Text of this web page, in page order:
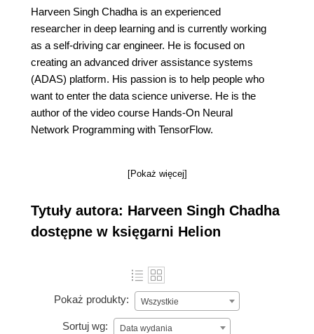
Harveen Singh Chadha is an experienced
researcher in deep learning and is currently working
as a self-driving car engineer. He is focused on
creating an advanced driver assistance systems
(ADAS) platform. His passion is to help people who
want to enter the data science universe. He is the
author of the video course Hands-On Neural
Network Programming with TensorFlow.
[Pokaż więcej]
Tytuły autora: Harveen Singh Chadha
dostępne w księgarni Helion
Pokaż produkty: Wszystkie
Sortuj wg: Data wydania